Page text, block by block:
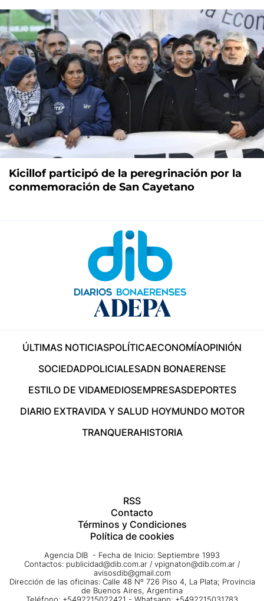
Kicillof participó de la peregrinación por la
conmemoración de San Cayetano
ÚLTIMAS NOTICIASPOLÍTICAECONOMÍAOPINIÓN
SOCIEDADPOLICIALESADN BONAERENSE
ESTILO DE VIDAMEDIOSEMPRESASDEPORTES
DIARIO EXTRAVIDA Y SALUD HOYMUNDO MOTOR
TRANQUERAHISTORIA
RSS
Contacto
Términos y Condiciones
Política de cookies
Agencia DIB - Fecha de Inicio: Septiembre 1993
Contactos: publicidad@dib.com.ar / vpignaton@dib.com.ar /
avisosdib@gmail.com
Dirección de las oficinas: Calle 48 Nº 726 Piso 4, La Plata; Provincia
de Buenos Aires, Argentina